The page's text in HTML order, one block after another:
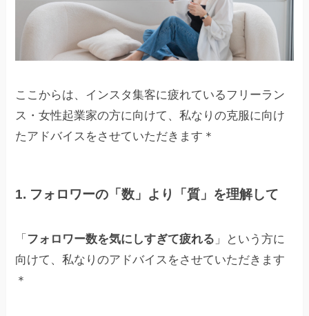
ここからは、インスタ集客に疲れているフリーラン
ス・女性起業家の方に向けて、私なりの克服に向け
たアドバイスをさせていただきます＊
1. フォロワーの「数」より「質」を理解して
「 フォロワー数を気にしすぎて疲れる 」という方に
向けて、私なりのアドバイスをさせていただきます
＊